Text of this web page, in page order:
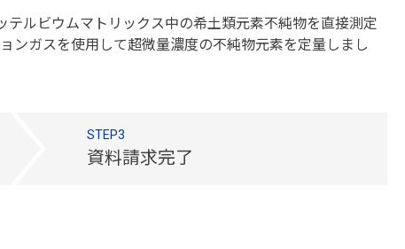
ルビウムマトリックス中の希土類元素不純物を直接測定
ンガスを使用して超微量濃度の不純物元素を定量しまし
STEP3
資料請求完了